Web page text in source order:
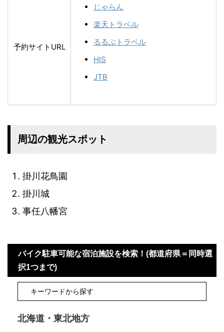
予約サイトURL
じゃらん
楽天トラベル
るるぶトラベル
HIS
JTB
周辺の観光スポット
掛川花鳥園
掛川城
事任八幡宮
バイク駐車可能な宿泊施設を検索！(都道府県＝同時選
択1つまで)
北海道・東北地方